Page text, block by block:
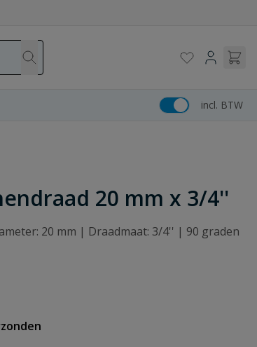
incl. BTW
20 mm x 3/4''
20 mm | Draadmaat: 3/4'' | 90 graden